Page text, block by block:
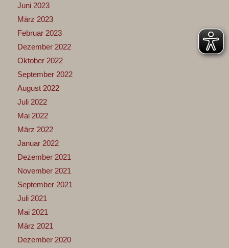
Juni 2023
März 2023
Februar 2023
Dezember 2022
Oktober 2022
September 2022
August 2022
Juli 2022
Mai 2022
März 2022
Januar 2022
Dezember 2021
November 2021
September 2021
Juli 2021
Mai 2021
März 2021
Dezember 2020